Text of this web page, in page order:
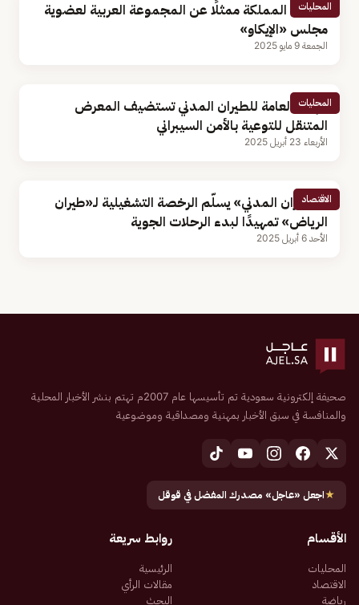
المحليات
انتخاب المملكة ممثلًا عن المجموعة العربية لعضوية
مجلس «الإيكاو»
الجمعة 9 مايو 2025
المحليات
الهيئة العامة للطيران المدني تستضيف المعرض
المتنقل للتوعية بالأمن السيبراني
الأربعاء 23 أبريل 2025
الاقتصاد
«الطيران المدني» يسلّم الرخصة التشغيلية لـ«طيران
الرياض» تمهيدًا لبدء الرحلات الجوية
الأحد 6 أبريل 2025
صحيفة إلكترونية سعودية تم تأسيسها عام 2007م تهتم بنشر الأخبار المحلية
والمنافسة في سبق الأخبار بمهنية ومصداقية وموضوعية
★اجعل «عاجل» مصدرك المفضل في قوقل
الأقسام
المحليات
الاقتصاد
رياضة
روابط سريعة
الرئيسية
مقالات الرأي
البحث